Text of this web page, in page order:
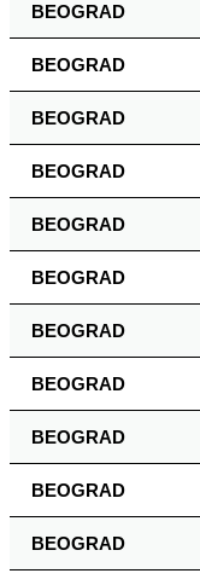
BEOGRAD
BEOGRAD
BEOGRAD
BEOGRAD
BEOGRAD
BEOGRAD
BEOGRAD
BEOGRAD
BEOGRAD
BEOGRAD
BEOGRAD